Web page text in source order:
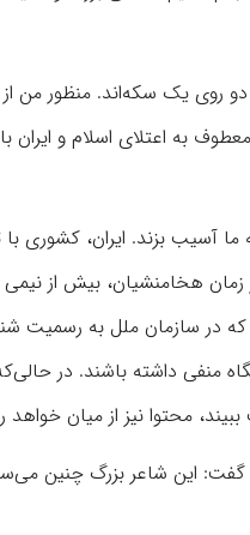
روی یک سکه‌اند. منظور من از
به اعتلای اسلام و ایران
آسیب بزند. ایران، کشوری با
هخامنشیان، بیش از نیمی
در سازمان ملل به رسمیت
داشته باشند. در حالی‌که
محتوا نیز از میان خواهد
این شاعر بزرگ چنین